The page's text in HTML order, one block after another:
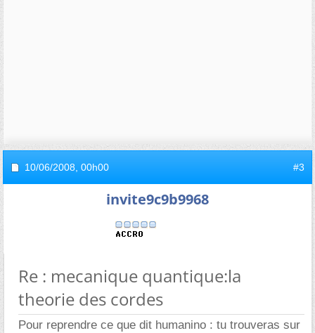
10/06/2008, 00h00 #3
invite9c9b9968
Re : mecanique quantique:la
theorie des cordes
Pour reprendre ce que dit humanino : tu trouveras sur